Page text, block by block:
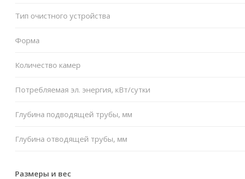
Тип очистного устройства
Форма
Количество камер
Потребляемая эл. энергия, кВт/сутки
Глубина подводящей трубы, мм
Глубина отводящей трубы, мм
Размеры и вес